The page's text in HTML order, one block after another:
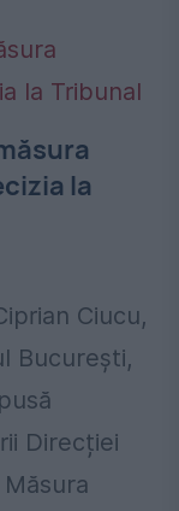
la
Ciucu,
București,
Direcției